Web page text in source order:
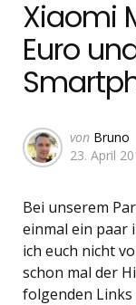
Xiaomi
Euro
Geschrieben
von
von Bruno
23. April
Bei unserem
einmal ein paar
ich euch nicht
schon mal der
folgenden Links